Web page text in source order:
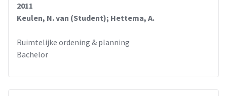
2011
Keulen, N. van (Student); Hettema, A.
Ruimtelijke ordening & planning
Bachelor